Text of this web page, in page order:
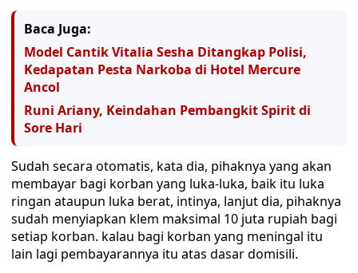
Baca Juga:
Model Cantik Vitalia Sesha Ditangkap Polisi,
Kedapatan Pesta Narkoba di Hotel Mercure
Ancol
Runi Ariany, Keindahan Pembangkit Spirit di
Sore Hari
Sudah secara otomatis, kata dia, pihaknya yang akan
membayar bagi korban yang luka-luka, baik itu luka
ringan ataupun luka berat, intinya, lanjut dia, pihaknya
sudah menyiapkan klem maksimal 10 juta rupiah bagi
setiap korban. kalau bagi korban yang meningal itu
lain lagi pembayarannya itu atas dasar domisili.